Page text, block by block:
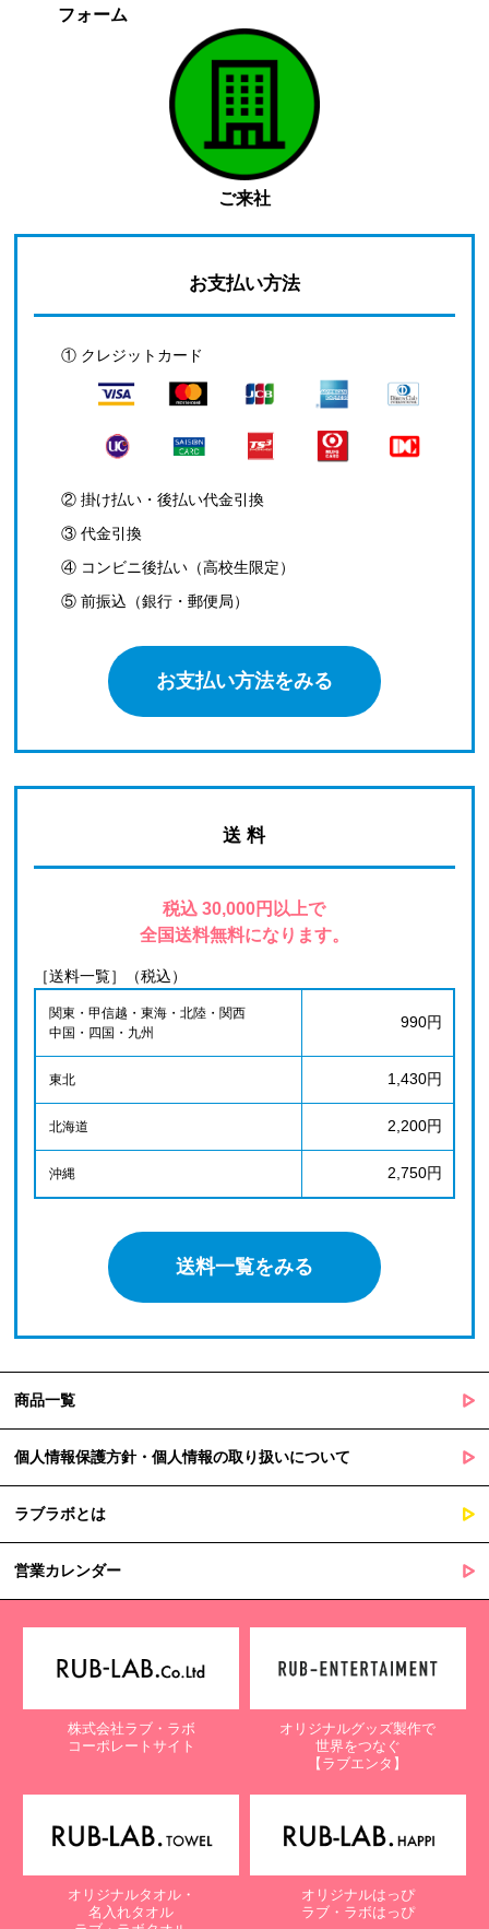
フォーム
ご来社
お支払い方法
① クレジットカード
② 掛け払い・後払い代金引換
③ 代金引換
④ コンビニ後払い（高校生限定）
⑤ 前振込（銀行・郵便局）
お支払い方法をみる
送 料
税込 30,000円以上で
全国送料無料になります。
［送料一覧］（税込）
関東・甲信越・東海・北陸・関西
中国・四国・九州
990円
東北 1,430円
北海道 2,200円
沖縄 2,750円
送料一覧をみる
商品一覧
個人情報保護方針・個人情報の取り扱いについて
ラブラボとは
営業カレンダー
株式会社ラブ・ラボ
コーポレートサイト
オリジナルグッズ製作で
世界をつなぐ
【ラブエンタ】
オリジナルタオル・
名入れタオル
オリジナルはっぴ
ラブ・ラボはっぴ